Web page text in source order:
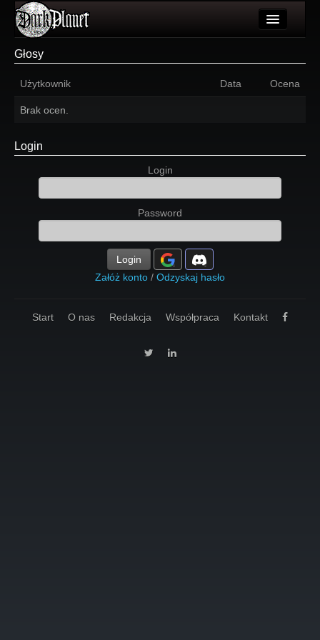
Wydarzenia
Forum
Głosy
Użytkownik Data Ocena
Brak ocen.
Login
Login
Password
Login
Załóż konto / Odzyskaj hasło
Start O nas Redakcja Współpraca Kontakt